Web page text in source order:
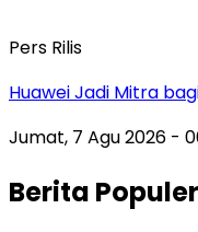
Pers Rilis
Huawei Jadi Mitra
Jumat, 7 Agu 2026 -
Berita Populer